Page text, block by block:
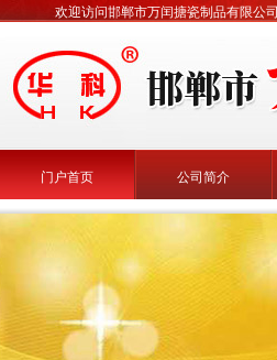
欢迎访问邯郸市万闰搪瓷制品有限公司
门户首页 公司简介